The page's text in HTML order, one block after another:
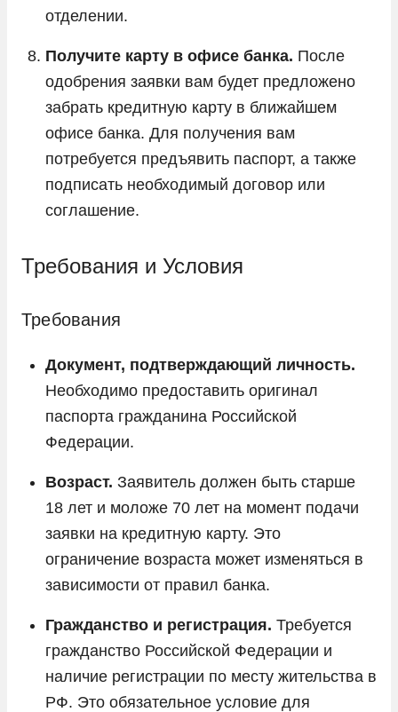
отделении.
Получите карту в офисе банка. После
одобрения заявки вам будет предложено
забрать кредитную карту в ближайшем
офисе банка. Для получения вам
потребуется предъявить паспорт, а также
подписать необходимый договор или
соглашение.
Требования и Условия
Требования
Документ, подтверждающий личность.
Необходимо предоставить оригинал
паспорта гражданина Российской
Федерации.
Возраст. Заявитель должен быть старше
18 лет и моложе 70 лет на момент подачи
заявки на кредитную карту. Это
ограничение возраста может изменяться в
зависимости от правил банка.
Гражданство и регистрация. Требуется
гражданство Российской Федерации и
наличие регистрации по месту жительства в
РФ. Это обязательное условие для